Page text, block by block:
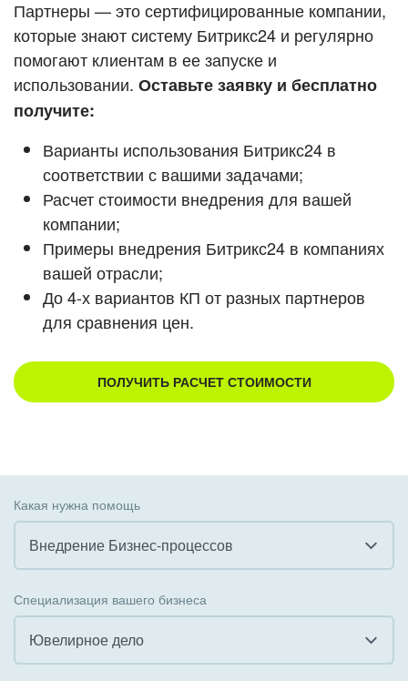
ВХОД
ВХОД
Смотреть видеокейсы
Партнеры — это сертифицированные компании,
которые знают систему Битрикс24 и регулярно
помогают клиентам в ее запуске и
использовании. Оставьте заявку и бесплатно
получите:
Варианты использования Битрикс24 в
соответствии с вашими задачами;
Расчет стоимости внедрения для вашей
компании;
Примеры внедрения Битрикс24 в компаниях
вашей отрасли;
До 4-х вариантов КП от разных партнеров
для сравнения цен.
ПОЛУЧИТЬ РАСЧЕТ СТОИМОСТИ
Какая нужна помощь
Внедрение Бизнес-процессов
Внедрение КЭДО
Специализация вашего бизнеса
Ювелирное дело